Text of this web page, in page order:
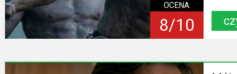
OCENA:
8/10